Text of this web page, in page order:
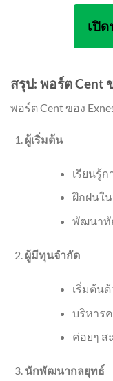
เปิ
สรุป: พอร์ต Cent
พอร์ต Cent ของ
ผู้เริ่มต้น
เรียนรู้ก
ฝึกฝนใ
พัฒนาทั
ผู้มีทุนจำกัด
เริ่มต้น
บริหาร
ค่อยๆ
นักพัฒนากลยุทธ์